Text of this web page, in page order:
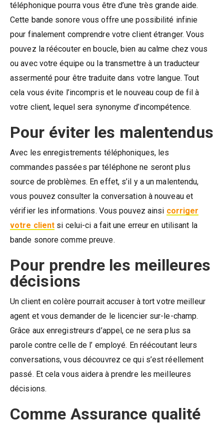
téléphonique pourra vous être d’une très grande aide.
Cette bande sonore vous offre une possibilité infinie
pour finalement comprendre votre client étranger. Vous
pouvez la réécouter en boucle, bien au calme chez vous
ou avec votre équipe ou la transmettre à un traducteur
assermenté pour être traduite dans votre langue. Tout
cela vous évite l’incompris et le nouveau coup de fil à
votre client, lequel sera synonyme d’incompétence.
Pour éviter les malentendus
Avec les enregistrements téléphoniques, les
commandes passées par téléphone ne seront plus
source de problèmes. En effet, s’il y a un malentendu,
vous pouvez consulter la conversation à nouveau et
vérifier les informations. Vous pouvez ainsi corriger
votre client si celui-ci a fait une erreur en utilisant la
bande sonore comme preuve.
Pour prendre les meilleures
décisions
Un client en colère pourrait accuser à tort votre meilleur
agent et vous demander de le licencier sur-le-champ.
Grâce aux enregistreurs d’appel, ce ne sera plus sa
parole contre celle de l’ employé. En réécoutant leurs
conversations, vous découvrez ce qui s’est réellement
passé. Et cela vous aidera à prendre les meilleures
décisions.
Comme Assurance qualité